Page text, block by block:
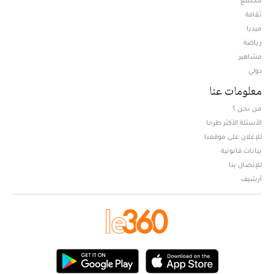
ثقافة
ميديا
رياضة
مشاهير
دولي
معلومات عنا
من نحن ؟
الأسئلة الأكثر طرحا
للإعلان على موقعنا
بيانات قانونية
للإتصال بنا
أرشيف